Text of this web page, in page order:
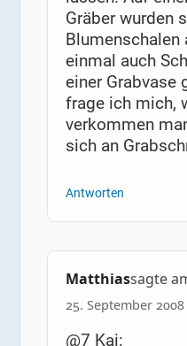
Gräber wurden
Blumenschalen
einmal auch
einer Grabvase
frage ich mich,
verkommen
sich an
Antworten
Matthiassagte
25. September
@7 Kai: